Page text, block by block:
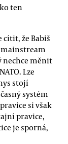
ten
cítit, že Babiš
měnit
Lze
stojí
systém
si však
pravice,
je sporná,